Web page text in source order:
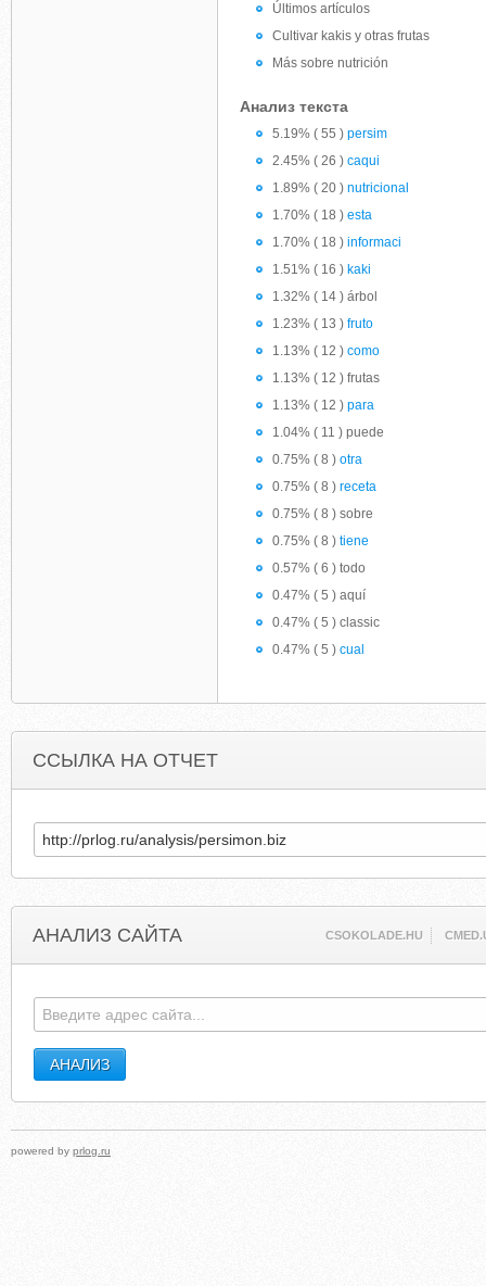
Últimos artículos
Cultivar kakis y otras frutas
Más sobre nutrición
Анализ текста
5.19% ( 55 ) persim
2.45% ( 26 ) caqui
1.89% ( 20 ) nutricional
1.70% ( 18 ) esta
1.70% ( 18 ) informaci
1.51% ( 16 ) kaki
1.32% ( 14 ) árbol
1.23% ( 13 ) fruto
1.13% ( 12 ) como
1.13% ( 12 ) frutas
1.13% ( 12 ) para
1.04% ( 11 ) puede
0.75% ( 8 ) otra
0.75% ( 8 ) receta
0.75% ( 8 ) sobre
0.75% ( 8 ) tiene
0.57% ( 6 ) todo
0.47% ( 5 ) aquí
0.47% ( 5 ) classic
0.47% ( 5 ) cual
ССЫЛКА НА ОТЧЕТ
АНАЛИЗ САЙТА CSOKOLADE.HU
powered by prlog.ru